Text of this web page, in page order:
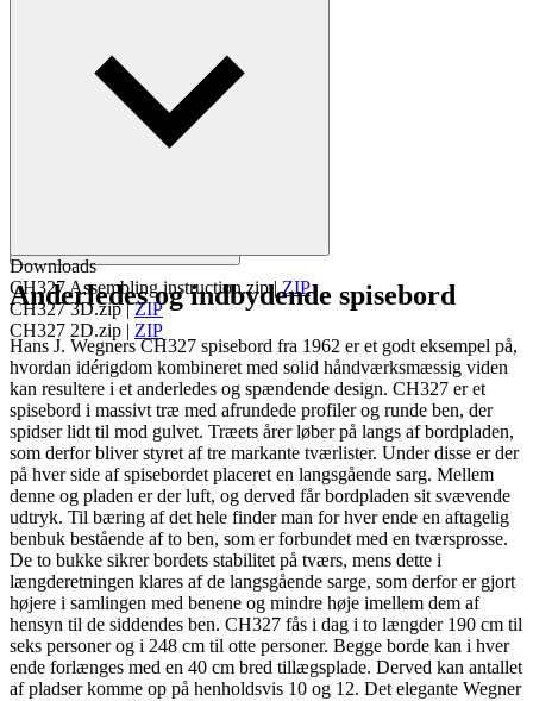
Downloads
CH327 Assembling instruction.zip|ZIP
CH327 3D.zip|ZIP
CH327 2D.zip | ZIP
Anderledes og indbydende spisebord
Hans J. Wegners CH327 spisebord fra 1962 er et godt eksempel på,
hvordan idérigdom kombineret med solid håndværksmæssig viden
kan resultere i et anderledes og spændende design. CH327 er et
spisebord i massivt træ med afrundede profiler og runde ben, der
spidser lidt til mod gulvet. Træets årer løber på langs af bordpladen,
som derfor bliver styret af tre markante tværlister. Under disse er der
på hver side af spisebordet placeret en langsgående sarg. Mellem
denne og pladen er der luft, og derved får bordpladen sit svævende
udtryk. Til bæring af det hele finder man for hver ende en aftagelig
benbuk bestående af to ben, som er forbundet med en tværsprosse.
De to bukke sikrer bordets stabilitet på tværs, mens dette i
længderetningen klares af de langsgående sarge, som derfor er gjort
højere i samlingen med benene og mindre høje imellem dem af
hensyn til de siddendes ben. CH327 fås i dag i to længder 190 cm til
seks personer og i 248 cm til otte personer. Begge borde kan i hver
ende forlænges med en 40 cm bred tillægsplade. Derved kan antallet
af pladser komme op på henholdsvis 10 og 12. Det elegante Wegner